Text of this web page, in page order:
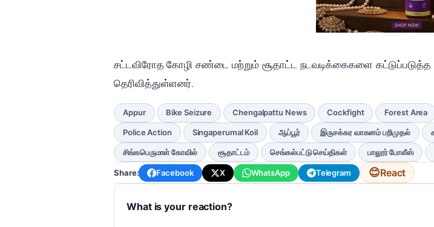
சட்டவிரோத கோழி சண்டை மற்றும் சூதாட்ட நடவடிக்கைகளை
தெரிவித்துள்ளனர்.
Appur Bike Seizure Chengalpattu News Cockfight Forest Area
Police Action Singaperumal Koil ஆப்பூர் இருசக்கர வாகனம் பறிமுதல்
சிங்கபெருமாள் கோவில் சூதாட்டம் செங்கல்பட்டு செய்திகள் பாலூர் போலீஸ்
Share: Facebook X WhatsApp Telegram 😊React
What is your reaction?